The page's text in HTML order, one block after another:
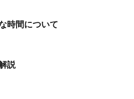
時間について
説